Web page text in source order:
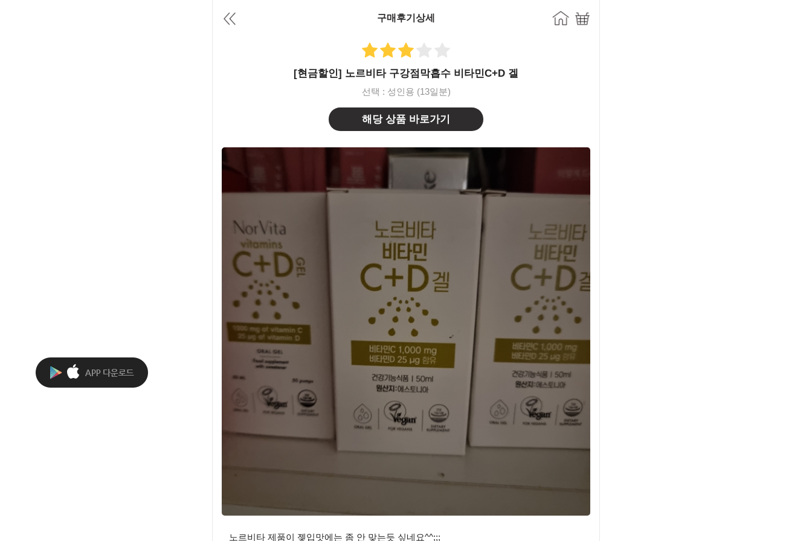
구매후기상세
[현금할인] 노르비타 구강점막흡수 비타민C+D 겔
선택 : 성인용 (13일분)
해당 상품 바로가기
노르비타 제품이 젲입맛에는 좀 안 맞는듯 싶네요^^;;;